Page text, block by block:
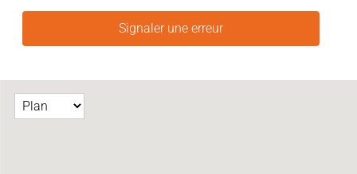
Signaler une erreur